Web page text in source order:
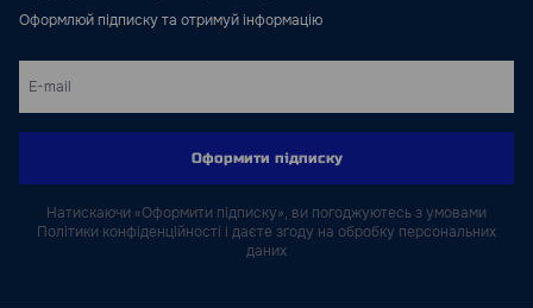
Оформлюй підписку та отримуй інформацію
Оформити підписку
Натискаючи «Оформити підписку», ви погоджуютесь з умовами
Політики конфіденційності і даєте згоду на обробку персональних
даних